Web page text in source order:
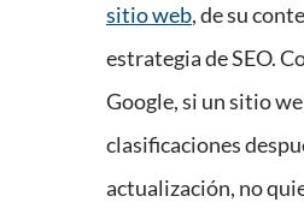
sitio web, de su
estrategia de SEO.
Google, si un sitio
clasificaciones
actualización, no